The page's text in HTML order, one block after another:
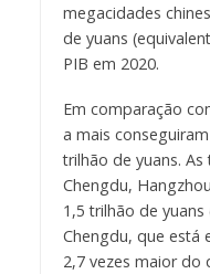
megacidades
de yuans
PIB em 2020.
Em comparação
a mais
trilhão de yuans.
Chengdu,
1,5 trilhão de yuans
Chengdu, que está
2,7 vezes maior do